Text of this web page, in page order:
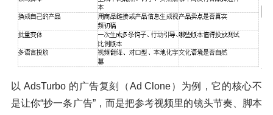
以 AdsTurbo 的广告复刻（Ad Clone）为例，它的核心不
是让你“抄一条广告”，而是把参考视频里的镜头节奏、脚本